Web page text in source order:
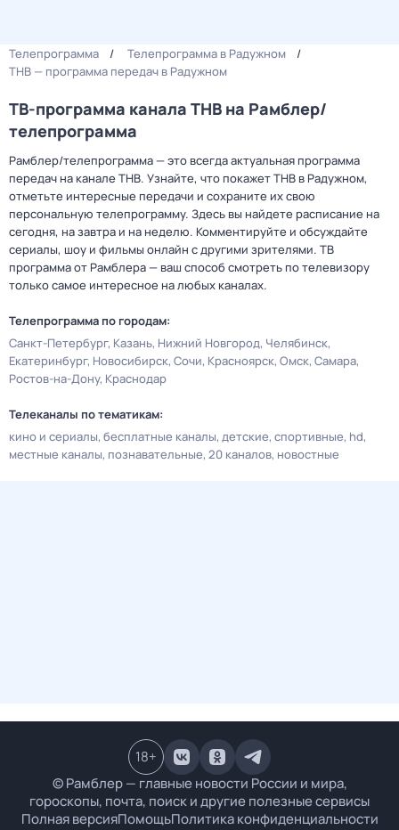
Телепрограмма
Телепрограмма в Радужном
ТНВ — программа передач в Радужном
ТВ-программа канала ТНВ на Рамблер/
телепрограмма
Рамблер/телепрограмма — это всегда актуальная программа
передач на канале ТНВ. Узнайте, что покажет ТНВ в Радужном,
отметьте интересные передачи и сохраните их свою
персональную телепрограмму. Здесь вы найдете расписание на
сегодня, на завтра и на неделю. Комментируйте и обсуждайте
сериалы, шоу и фильмы онлайн с другими зрителями. ТВ
программа от Рамблера — ваш способ смотреть по телевизору
только самое интересное на любых каналах.
Телепрограмма по городам:
Санкт-Петербург Казань Нижний Новгород Челябинск
Екатеринбург Новосибирск Сочи Красноярск Омск Самара
Ростов-на-Дону Краснодар
Телеканалы по тематикам:
кино и сериалы бесплатные каналы детские спортивные hd
местные каналы познавательные 20 каналов новостные
© Рамблер — главные новости России и мира,
гороскопы, почта, поиск и другие полезные сервисы
Полная версияПомощьПолитика конфиденциальности
18+